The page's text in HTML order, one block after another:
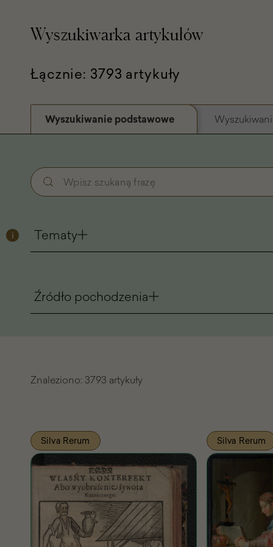
Wyszukiwarka artykułów
Łącznie: 3793 artykuły
Wyszukiwanie podstawowe
Wyszukiwanie
podstawowe
-
Filtry
Wpisz
szukaną
frazę
Tematy
Źródło pochodzenia
Znaleziono: 3793 artykuły
Lista
znalezionych
artykułów
Pasażu
Wiedzy
Silva Rerum Silva Rerum